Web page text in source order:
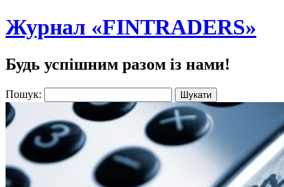
Журнал «FINTRADERS»
Будь успішним разом із нами!
Пошук: